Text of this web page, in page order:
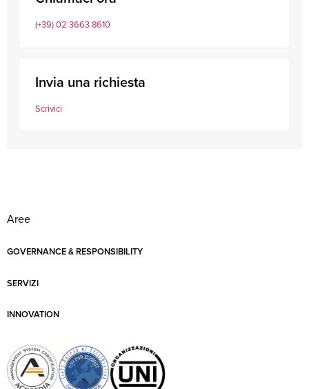
(+39) 02 3663 8610
Invia una richiesta
Scrivici
Aree
GOVERNANCE & RESPONSIBILITY
SERVIZI
INNOVATION